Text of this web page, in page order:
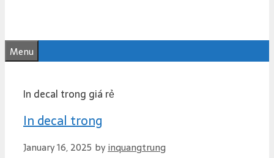
e
nMenu
In decal trong giá rẻ
In decal trong
January 16, 2025 byinquangtrung